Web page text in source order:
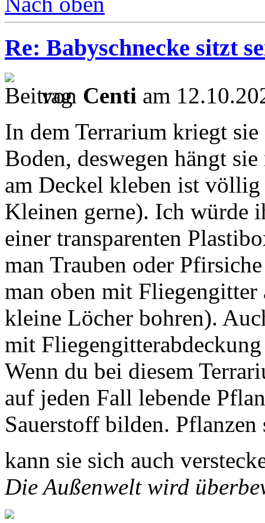
Re: Babyschnecke sitzt
von Centi am
In dem Terrarium kriegt
Boden, deswegen hängt
am Deckel kleben ist völlig
Kleinen gerne). Ich würde
einer transparenten
man Trauben oder
man oben mit
kleine Löcher bohren).
mit Fliegengitterabdeckung
Wenn du bei diesem
auf jeden Fall lebende
Sauerstoff bilden.
kann sie sich auch
Die Außenwelt wird